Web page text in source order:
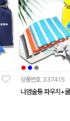
상품번호 337415
나염술통 파우치+